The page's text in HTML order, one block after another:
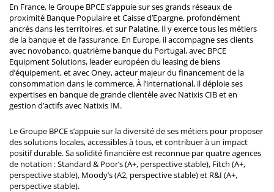
En France, le Groupe BPCE s’appuie sur ses grands réseaux de
proximité Banque Populaire et Caisse d’Epargne, profondément
ancrés dans les territoires, et sur Palatine. Il y exerce tous les métiers
de la banque et de l’assurance. En Europe, il accompagne ses clients
avec novobanco, quatrième banque du Portugal, avec BPCE
Equipment Solutions, leader européen du leasing de biens
d’équipement, et avec Oney, acteur majeur du financement de la
consommation dans le commerce. À l’international, il déploie ses
expertises en banque de grande clientèle avec Natixis CIB et en
gestion d’actifs avec Natixis IM.
Le Groupe BPCE s’appuie sur la diversité de ses métiers pour proposer
des solutions locales, accessibles à tous, et contribuer à un impact
positif durable. Sa solidité financière est reconnue par quatre agences
de notation : Standard & Poor’s (A+, perspective stable), Fitch (A+,
perspective stable), Moody’s (A2, perspective stable) et R&I (A+,
perspective stable).